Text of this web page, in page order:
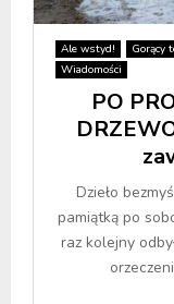
Ale wstyd! Gorący
Wiadomości
PO
Dzieło
pamiątką po
raz kolejny